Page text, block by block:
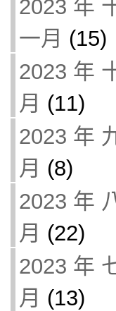
2023 年
一月 (15)
2023 年
月 (11)
2023 年
月 (8)
2023 年
月 (22)
2023 年
月 (13)